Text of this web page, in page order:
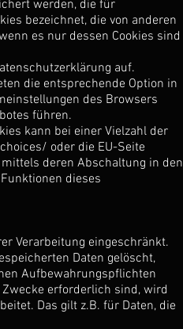
werden, die für
bezeichnet, die von anderen
es nur dessen Cookies sind
auf.
die entsprechende Option in
des Browsers
führen.
kann bei einer Vielzahl der
oder die EU-Seite
deren Abschaltung in den
dieses
Verarbeitung eingeschränkt.
Daten gelöscht,
Aufbewahrungspflichten
erforderlich sind, wird
Das gilt z.B. für Daten, die